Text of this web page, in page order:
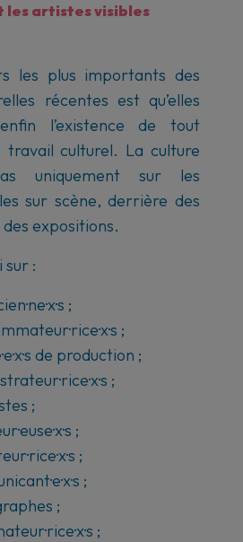
les artistes visibles
les plus importants des
récentes est qu’elles
l’existence de tout
travail culturel. La culture
uniquement sur les
sur scène, derrière des
expositions.
sur :
;
;
de production ;
;
;
;
;
;
;
;